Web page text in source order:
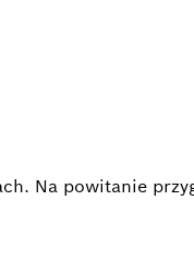
Na powitanie